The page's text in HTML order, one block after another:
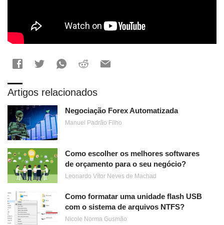
Artigos relacionados
Negociação Forex Automatizada
Manuel Padrão Filho
Como escolher os melhores softwares
de orçamento para o seu negócio?
Leonardo Vítor Neves de Machad
Como formatar uma unidade flash USB
com o sistema de arquivos NTFS?
Nicole Norma Gusmão